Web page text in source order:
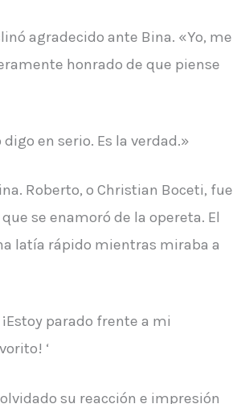
agradecido ante Bina. «Yo, me
honrado de que piense
en serio. Es la verdad.»
Roberto, o Christian Boceti, fue
se enamoró de la opereta. El
latía rápido mientras miraba a
¡Estoy parado frente a mi
‘
su reacción e impresión